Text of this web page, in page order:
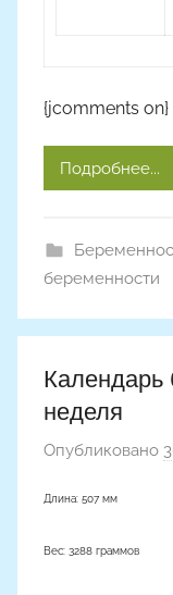
{jcomments on}
Подробнее...
беременности
Календарь
неделя
Опубликовано
Длина: 507 мм
Вес: 3288 граммов